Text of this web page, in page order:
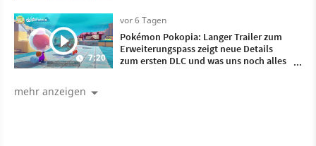
7:20
vor 6 Tagen
Pokémon Pokopia: Langer Trailer zum
Erweiterungspass zeigt neue Details
zum ersten DLC und was uns noch alles
mehr anzeigen